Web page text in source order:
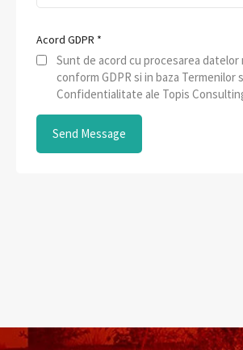
Acord GDPR *
Sunt de acord cu procesarea datelor
conform GDPR si in baza Termenilor
Confidentialitate ale Topis